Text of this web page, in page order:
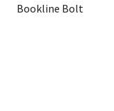
Bookline Bolt